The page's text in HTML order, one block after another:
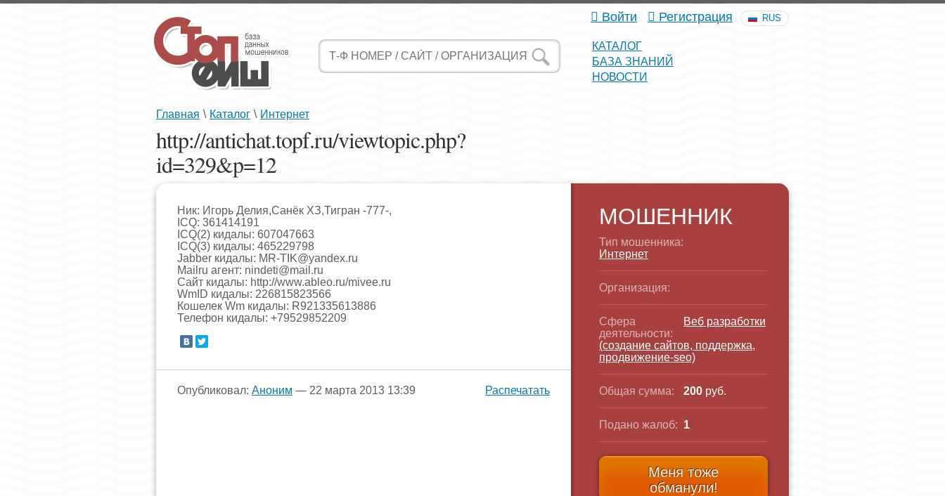
КАТАЛОГ
БАЗА ЗНАНИЙ
НОВОСТИ
Войти Регистрация RUS
Главная \ Каталог \ Интернет
http://antichat.topf.ru/viewtopic.php?
id=329&p=12
Ник: Игорь Делия,Санёк ХЗ,Тигран -777-,
ICQ: 361414191
ICQ(2) кидалы: 607047663
ICQ(3) кидалы: 465229798
Jabber кидалы: MR-TIK@yandex.ru
Mailru агент: nindeti@mail.ru
Сайт кидалы: http://www.ableo.ru/mivee.ru
WmID кидалы: 226815823566
Кошелек Wm кидалы: R921335613886
Телефон кидалы: +79529852209
МОШЕННИК
Тип мошенника:
Интернет
Организация:
Сфера
деятельности:
Веб разработки
(создание сайтов, поддержка,
продвижение-seo)
Общая сумма: 200 руб.
Подано жалоб: 1
Меня тоже
обманули!
Опубликовал: Аноним — 22 марта 2013 13:39 Распечатать